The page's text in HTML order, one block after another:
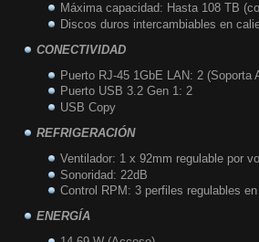
Máxima capacidad: Hasta 108 TB
Discos duros intercambiables en
CONECTIVIDAD
Puerto RJ-45 1GbE LAN: 2 (Soporta
Puerto USB 3.2 Gen 1: 2
USB Copy
REFRIGERACIÓN
Ventilador: 1 x 92mm regulable por
Sonoridad: 22dB
Control RPM: 3 perfiles regulables en
ENERGÍA